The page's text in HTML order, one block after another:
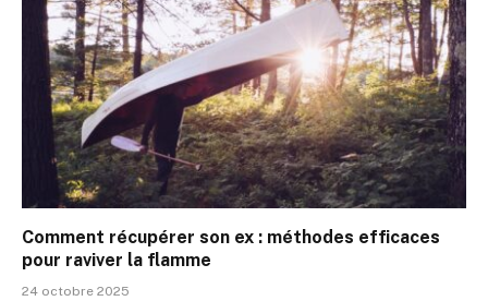
Comment récupérer son ex : méthodes efficaces
pour raviver la flamme
24 octobre 2025